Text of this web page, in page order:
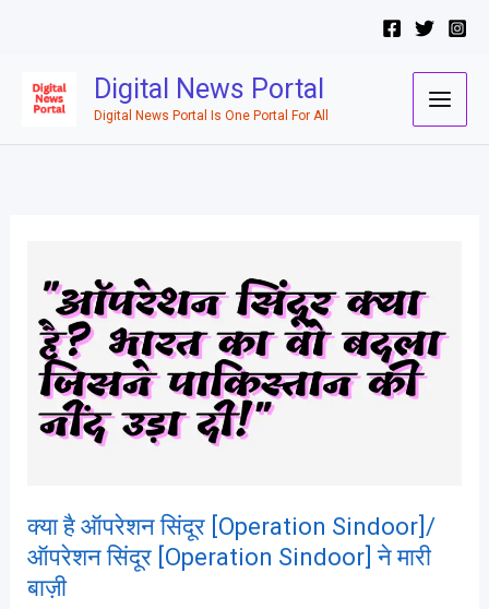
Digital News Portal
Digital News Portal Is One Portal For All
क्या है ऑपरेशन सिंदूर [Operation Sindoor]/
ऑपरेशन सिंदूर [Operation Sindoor] ने मारी
बाज़ी
ऑपरेशन
सिंदूर
[Operation
Sindoor]/
ऑपरेशन
Sindoor]
ने
मारी
बाज़ी